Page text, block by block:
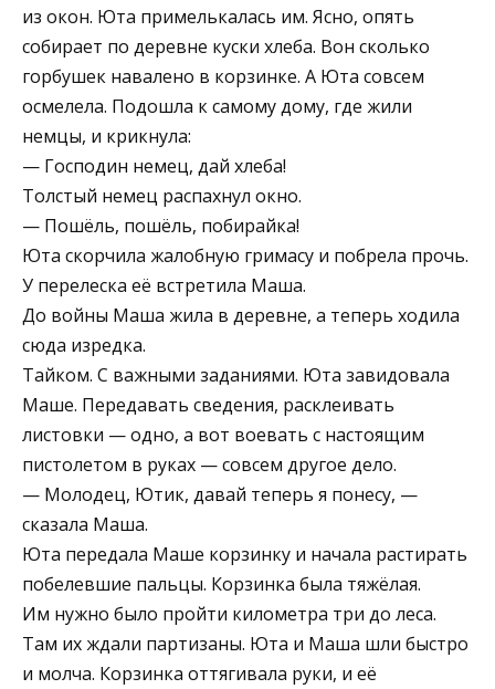
из окон. Юта примелькалась им. Ясно, опять
собирает по деревне куски хлеба. Вон сколько
горбушек навалено в корзинке. А Юта совсем
осмелела. Подошла к самому дому, где жили
немцы, и крикнула:
— Господин немец, дай хлеба!
Толстый немец распахнул окно.
— Пошёль, пошёль, побирайка!
Юта скорчила жалобную гримасу и побрела прочь.
У перелеска её встретила Маша.
До войны Маша жила в деревне, а теперь ходила
сюда изредка.
Тайком. С важными заданиями. Юта завидовала
Маше. Передавать сведения, расклеивать
листовки — одно, а вот воевать с настоящим
пистолетом в руках — совсем другое дело.
— Молодец, Ютик, давай теперь я понесу, —
сказала Маша.
Юта передала Маше корзинку и начала растирать
побелевшие пальцы. Корзинка была тяжёлая.
Им нужно было пройти километра три до леса.
Там их ждали партизаны. Юта и Маша шли быстро
и молча. Корзинка оттягивала руки, и её